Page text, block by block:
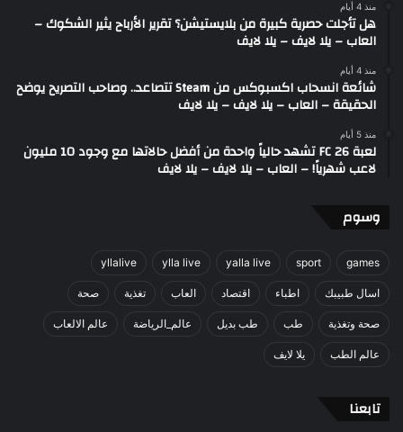
منذ 4 أيام
هل تأجلت حصرية كبيرة من بلايستيشن؟ تقرير الأرباح يثير الشكوك –
العاب – يلا لايف – يلا لايف
منذ 4 أيام
شائعة انسحاب اكسبوكس من Steam تتصاعد.. وصاحب التصريح يوضح
الحقيقة – العاب – يلا لايف – يلا لايف
منذ 5 أيام
لعبة FC 26 تشهد حالياً واحدة من أفضل حالاتها مع وجود 10 مليون
لاعب شهرياً! – العاب – يلا لايف – يلا لايف
وسوم
games
sport
yalla live
ylla live
yllalive
اسال طبيبك اطباء اقتصاد العاب تغذية صحة
صحة وتغذية طب طب بديل عالم_الرياضة عالم الالعاب
عالم الطب يلا لايف
تابعنا